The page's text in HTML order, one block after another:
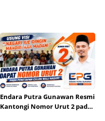
Endara Putra Gunawan Resmi
Kantongi Nomor Urut 2 pada